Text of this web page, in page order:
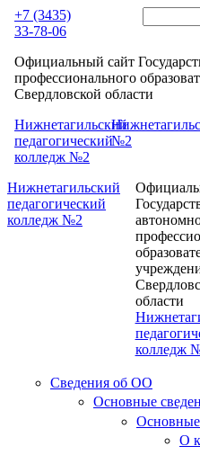
Перейти к основному
+7 (3435)
33-78-06
Официальный сайт
профессионального
Свердловской области
Нижнетагильский
педагогический
колледж №2
№2
Нижнетагильский
педагогический
колледж №2
области
колледж
Сведения об ОО
Основные
Основные
О